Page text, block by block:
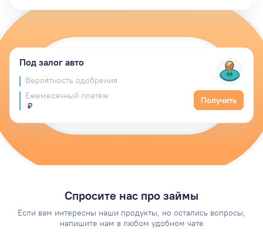
Под залог авто
Вероятность одобрения
Ежемесячный платёж
₽
Получить
Спросите нас про займы
Если вам интересны наши продукты, но остались вопросы,
напишите нам в любом удобном чате